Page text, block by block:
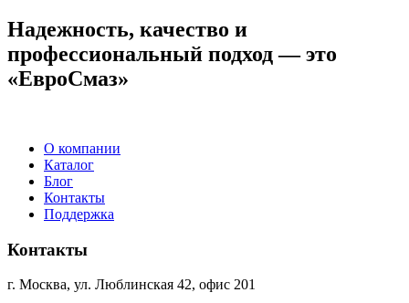
Надежность, качество и
профессиональный подход — это
«ЕвроСмаз»
О компании
Каталог
Блог
Контакты
Поддержка
Контакты
г. Москва, ул. Люблинская 42, офис 201